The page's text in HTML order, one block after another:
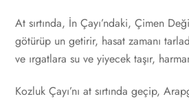
At sırtında, İn Çayı’ndaki, Çimen
götürüp un getirir, hasat zamanı
ve ırgatlara su ve yiyecek taşır,
Kozluk Çayı’nı at sırtında geçip,